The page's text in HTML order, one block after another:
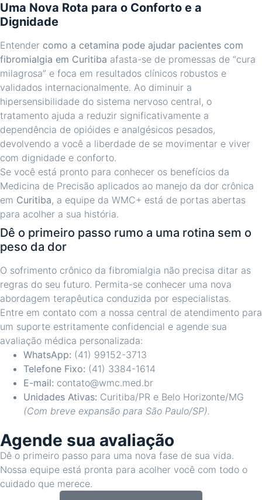
Uma Nova Rota para o Conforto e a
Dignidade
Entender como a cetamina pode ajudar pacientes com
fibromialgia em Curitiba afasta-se de promessas de “cura
milagrosa” e foca em resultados clínicos robustos e
validados internacionalmente. Ao diminuir a
hipersensibilidade do sistema nervoso central, o
tratamento ajuda a reduzir significativamente a
dependência de opióides e analgésicos pesados,
devolvendo a você a liberdade de se movimentar e viver
com dignidade e conforto.
Se você está pronto para conhecer os benefícios da
Medicina de Precisão aplicados ao manejo da dor crônica
em Curitiba, a equipe da WMC+ está de portas abertas
para acolher a sua história.
Dê o primeiro passo rumo a uma rotina sem o
peso da dor
O sofrimento crônico da fibromialgia não precisa ditar as
regras do seu futuro. Permita-se conhecer uma nova
abordagem terapêutica conduzida por especialistas.
Entre em contato com a nossa central de atendimento para
um suporte estritamente confidencial e agende sua
avaliação médica personalizada:
WhatsApp: (41) 99152-3713
Telefone Fixo: (41) 3384-1614
E-mail: contato@wmc.med.br
Unidades Ativas: Curitiba/PR e Belo Horizonte/MG
(Com breve expansão para São Paulo/SP).
Agende sua avaliação
Dê o primeiro passo para uma nova fase de sua vida.
Nossa equipe está pronta para acolher você com todo o
cuidado que merece.